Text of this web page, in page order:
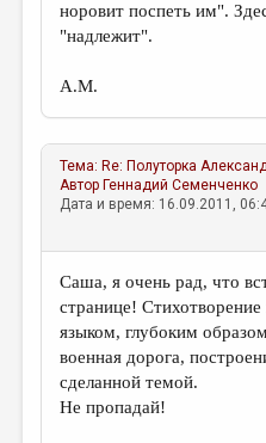
норовит поспеть им".
"надлежит".
А.М.
Тема: Re: Полуторка
Автор Геннадий Семенченко
Дата и время: 16.09.2011,
Саша, я очень рад, что
странице!
языком, глубоким
военная дорога,
сделанной темой.
Не пропадай!